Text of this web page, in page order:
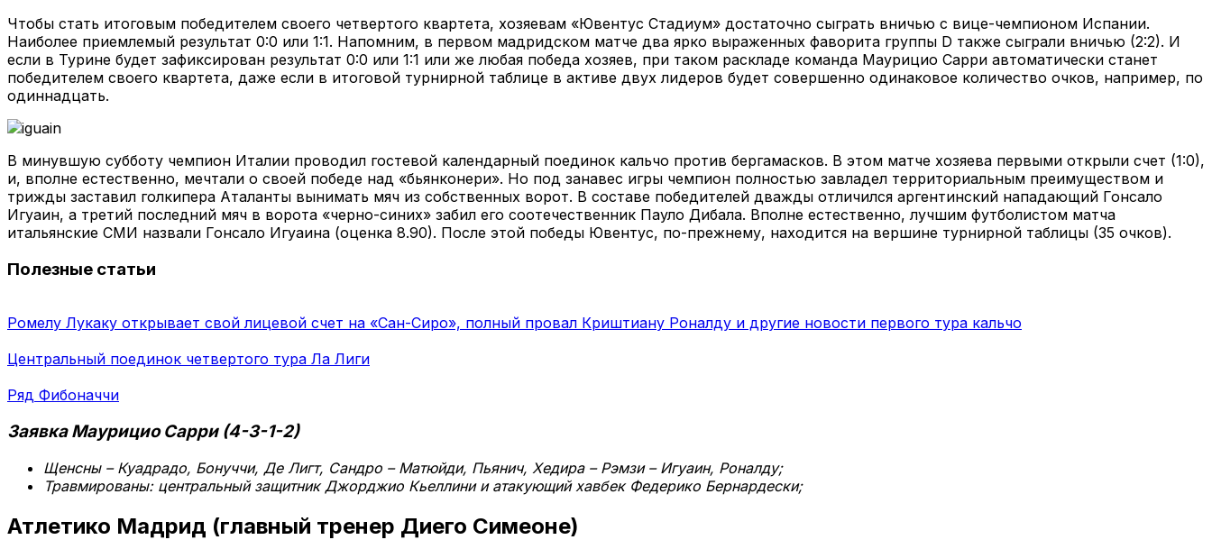
Чтобы стать итоговым победителем своего четвертого квартета, хозяевам «Ювентус Стадиум» достаточно сыграть вничью с вице-чемпионом Испании.
Наиболее приемлемый результат 0:0 или 1:1. Напомним, в первом мадридском матче два ярко выраженных фаворита группы D также сыграли вничью (2:2). И
если в Турине будет зафиксирован результат 0:0 или 1:1 или же любая победа хозяев, при таком раскладе команда Маурицио Сарри автоматически станет
победителем своего квартета, даже если в итоговой турнирной таблице в активе двух лидеров будет совершенно одинаковое количество очков, например, по
одиннадцать.
В минувшую субботу чемпион Италии проводил гостевой календарный поединок кальчо против бергамасков. В этом матче хозяева первыми открыли счет (1:0),
и, вполне естественно, мечтали о своей победе над «бьянконери». Но под занавес игры чемпион полностью завладел территориальным преимуществом и
трижды заставил голкипера Аталанты вынимать мяч из собственных ворот. В составе победителей дважды отличился аргентинский нападающий Гонсало
Игуаин, а третий последний мяч в ворота «черно-синих» забил его соотечественник Пауло Дибала. Вполне естественно, лучшим футболистом матча
итальянские СМИ назвали Гонсало Игуаина (оценка 8.90). После этой победы Ювентус, по-прежнему, находится на вершине турнирной таблицы (35 очков).
Полезные статьи
Ромелу Лукаку открывает свой лицевой счет на «Сан-Сиро», полный провал Криштиану Роналду и другие новости первого тура кальчо
Центральный поединок четвертого тура Ла Лиги
Ряд Фибоначчи
Заявка Маурицио Сарри (4-3-1-2)
Щенсны – Куадрадо, Бонуччи, Де Лигт, Сандро – Матюйди, Пьянич, Хедира – Рэмзи – Игуаин, Роналду;
Травмированы: центральный защитник Джорджио Кьеллини и атакующий хавбек Федерико Бернардески;
Атлетико Мадрид (главный тренер Диего Симеоне)